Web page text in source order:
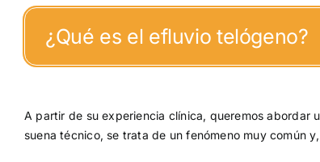
¿Qué es el efluvio telógeno?
A partir de su experiencia clínica, queremos abordar
suena técnico, se trata de un fenómeno muy común